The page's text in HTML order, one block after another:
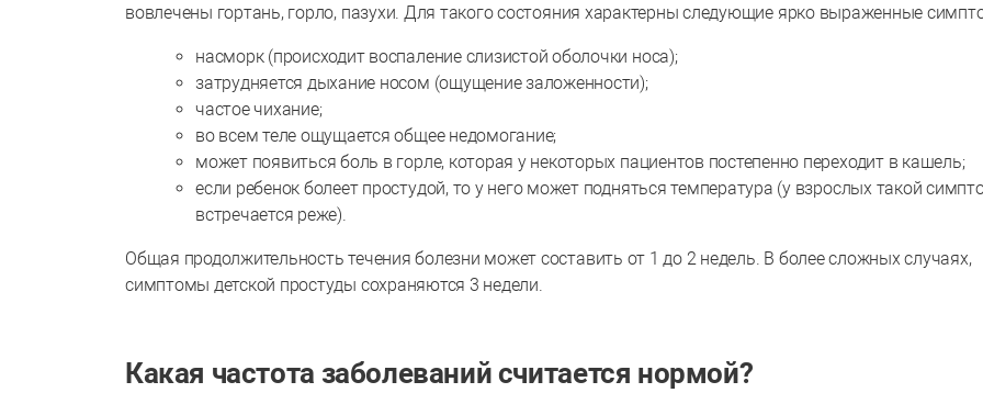
вовлечены гортань, горло, пазухи. Для такого состояния характерны следующие ярко выраженные
насморк (происходит воспаление слизистой оболочки носа);
затрудняется дыхание носом (ощущение заложенности);
частое чихание;
во всем теле ощущается общее недомогание;
может появиться боль в горле, которая у некоторых пациентов постепенно переходит в кашель;
если ребенок болеет простудой, то у него может подняться температура (у взрослых такой
встречается реже).
Общая продолжительность течения болезни может составить от 1 до 2 недель. В более сложных случаях,
симптомы детской простуды сохраняются 3 недели.
Какая частота заболеваний считается нормой?